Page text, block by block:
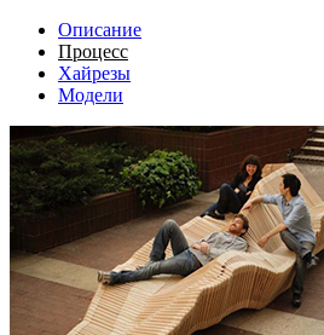
Описание
Процесс
Хайрезы
Модели